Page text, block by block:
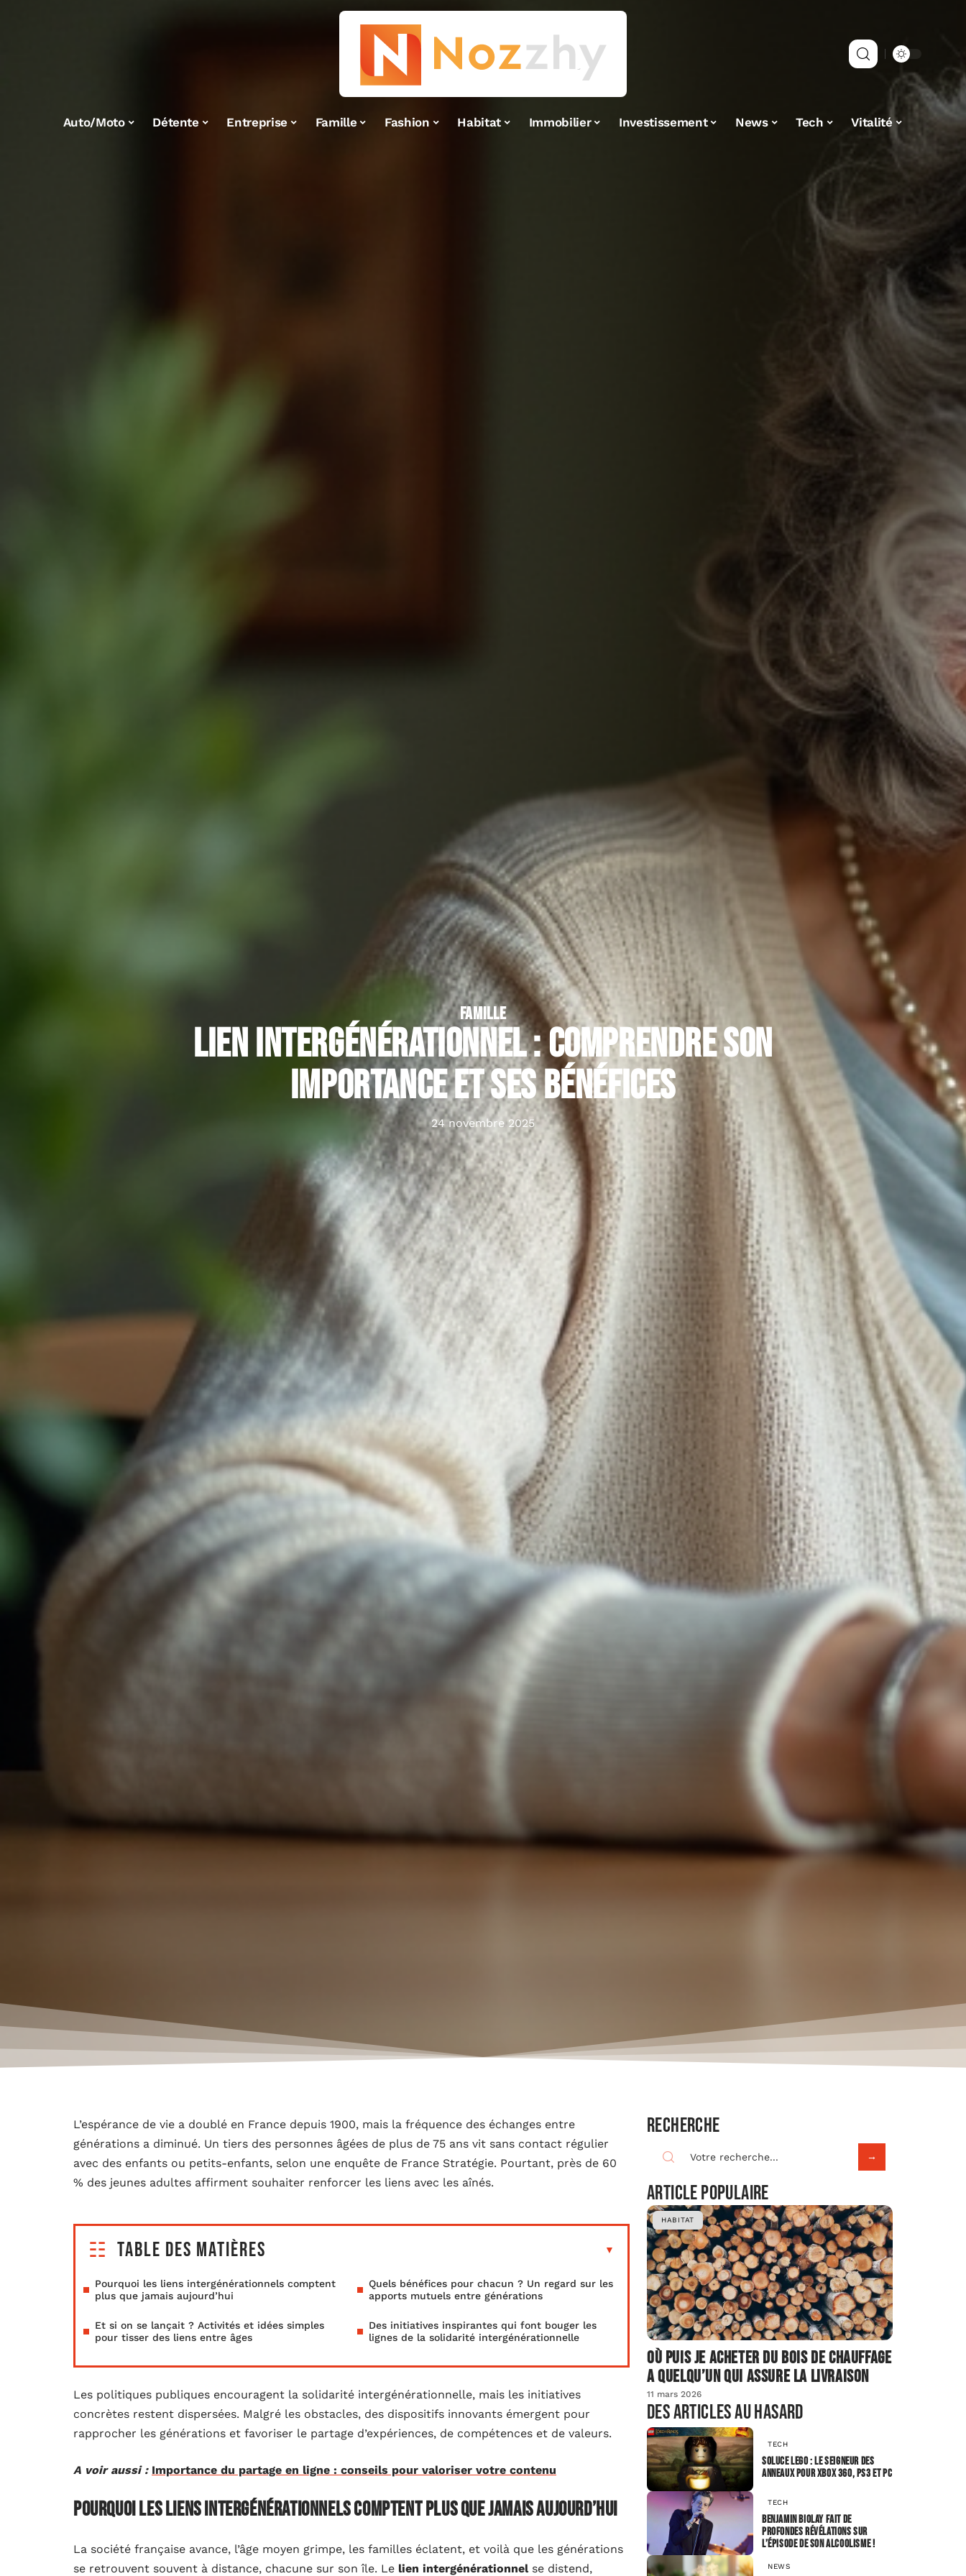
Auto/Moto Détente Entreprise Famille Fashion Habitat Immobilier Investissement News Tech Vitalité
FAMILLE
Lien intergénérationnel : comprendre son
importance et ses bénéfices
24 novembre 2025
L’espérance de vie a doublé en France depuis 1900, mais la fréquence des échanges entre
générations a diminué. Un tiers des personnes âgées de plus de 75 ans vit sans contact régulier
avec des enfants ou petits-enfants, selon une enquête de France Stratégie. Pourtant, près de 60
% des jeunes adultes affirment souhaiter renforcer les liens avec les aînés.
Table des matières
Pourquoi les liens intergénérationnels comptent
plus que jamais aujourd’hui
Quels bénéfices pour chacun ? Un regard sur les
apports mutuels entre générations
Et si on se lançait ? Activités et idées simples
pour tisser des liens entre âges
Des initiatives inspirantes qui font bouger les
lignes de la solidarité intergénérationnelle
Les politiques publiques encouragent la solidarité intergénérationnelle, mais les initiatives
concrètes restent dispersées. Malgré les obstacles, des dispositifs innovants émergent pour
rapprocher les générations et favoriser le partage d’expériences, de compétences et de valeurs.
A voir aussi : Importance du partage en ligne : conseils pour valoriser votre contenu
Pourquoi les liens intergénérationnels comptent plus que jamais aujourd’hui
La société française avance, l’âge moyen grimpe, les familles éclatent, et voilà que les générations
se retrouvent souvent à distance, chacune sur son île. Le lien intergénérationnelse distend,
Recherche
Article populaire
HABITAT
Où puis je acheter du bois de chauffage
a quelqu’un qui assure la livraison
11 mars 2026
Des articles au hasard
TECH
Soluce LEGO : Le Seigneur des
Anneaux pour Xbox 360, PS3 et PC
TECH
Benjamin Biolay fait de
profondes révélations sur
l’épisode de son alcoolisme !
NEWS